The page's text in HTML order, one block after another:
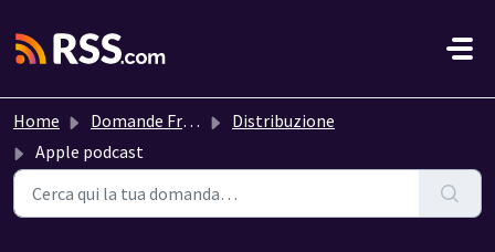
Home Domande Frequenti (FAQ)
Distribuzione
Apple podcast